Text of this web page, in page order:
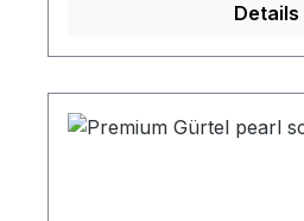
Details